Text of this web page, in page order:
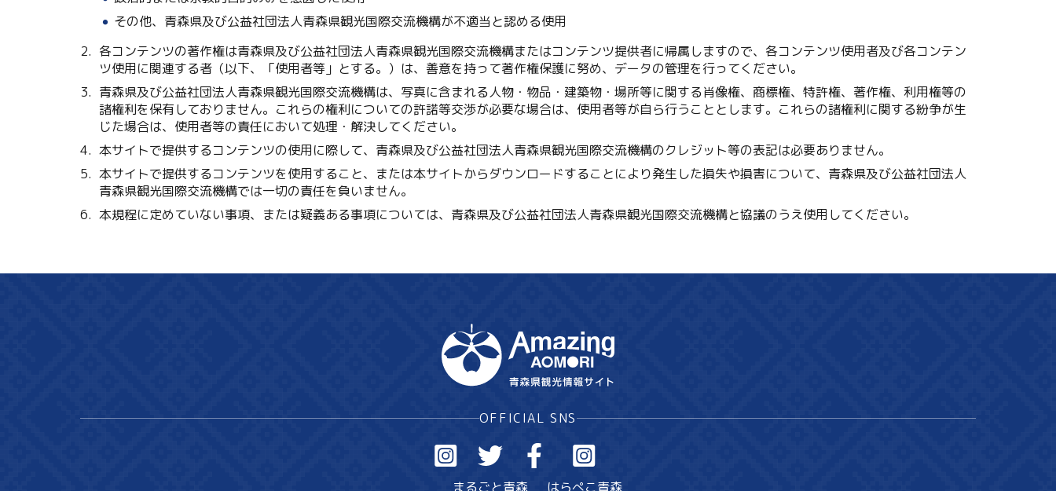
その他、青森県及び公益社団法人青森県観光国際交流機構が不適当と認める使用
各コンテンツの著作権は青森県及び公益社団法人青森県観光国際交流機構またはコンテンツ提供者に帰属しますので、各コンテンツ使用者及び各コンテン
ツ使用に関連する者（以下、「使用者等」とする。）は、善意を持って著作権保護に努め、データの管理を行ってください。
青森県及び公益社団法人青森県観光国際交流機構は、写真に含まれる人物・物品・建築物・場所等に関する肖像権、商標権、特許権、著作権、利用権等の
諸権利を保有しておりません。これらの権利についての許諾等交渉が必要な場合は、使用者等が自ら行うこととします。これらの諸権利に関する紛争が生
じた場合は、使用者等の責任において処理・解決してください。
本サイトで提供するコンテンツの使用に際して、青森県及び公益社団法人青森県観光国際交流機構のクレジット等の表記は必要ありません。
本サイトで提供するコンテンツを使用すること、または本サイトからダウンロードすることにより発生した損失や損害について、青森県及び公益社団法人
青森県観光国際交流機構では一切の責任を負いません。
本規程に定めていない事項、または疑義ある事項については、青森県及び公益社団法人青森県観光国際交流機構と協議のうえ使用してください。
OFFICIAL SNS
まるごと青森 はらぺこ青森